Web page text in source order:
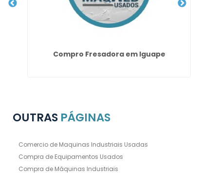
Compro Fresadora em Iguape
OUTRAS PÁGINAS
Comercio de Maquinas Industriais Usadas
Compra de Equipamentos Usados
Compra de Máquinas Industriais